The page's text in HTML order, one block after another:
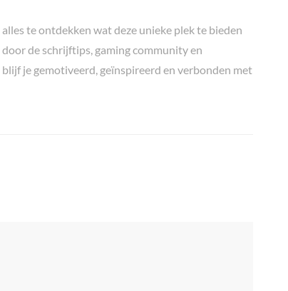
te ontdekken wat deze unieke plek te bieden
de schrijftips, gaming community en
je gemotiveerd, geïnspireerd en verbonden met